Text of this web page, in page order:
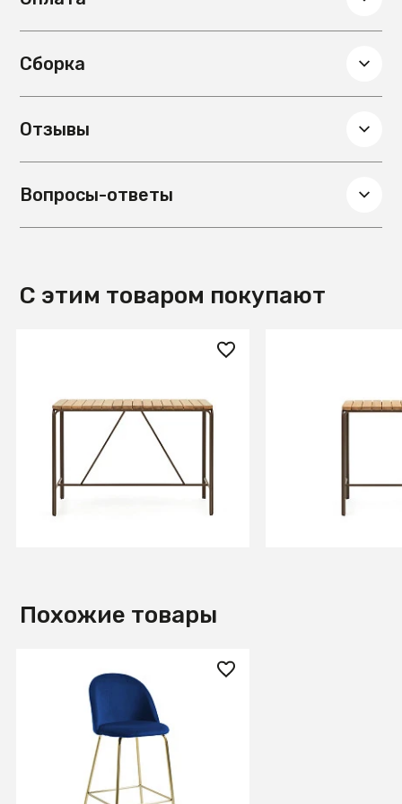
устойчивость. Ножки к стулу потребуется прикрутить
самостоятельно. Инструкция и необходимый крепеж
Сборка
Отзывы
Вопросы-ответы
С этим товаром покупают
Salguer Барный стол из
массива акации и
коричневой стали Ø 140 x 70
Salguer Барный
Похожие товары
35 990 ₽
Барный стул Mystere синий
бархат 76 см
В КОРЗИНУ